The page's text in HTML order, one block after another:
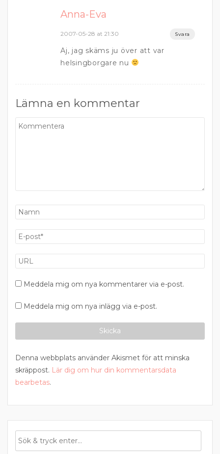
Anna-Eva
2007-05-28 at 21:30 Svara
Aj, jag skäms ju över att var
helsingborgare nu
Lämna en kommentar
Meddela mig om nya kommentarer via e-post.
Meddela mig om nya inlägg via e-post.
Denna webbplats använder Akismet för att minska
skräppost. Lär dig om hur din kommentarsdata
bearbetas.